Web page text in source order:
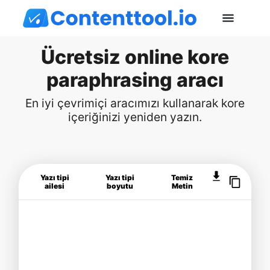
Ücretsiz online kore
paraphrasing aracı
En iyi çevrimiçi aracımızı kullanarak kore
içeriğinizi yeniden yazın.
Yazı tipi
ailesi
Yazı tipi
boyutu
Temiz
Metin